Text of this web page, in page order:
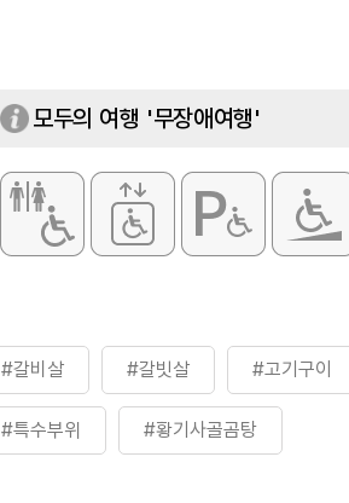
모두의 여행 '무장애여행'
#갈비살 #갈빗살 #고기구이
#특수부위 #황기사골곰탕